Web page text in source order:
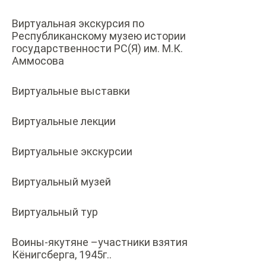
Виртуальная экскурсия по
Республиканскому музею истории
государственности РС(Я) им. М.К.
Аммосова
Виртуальные выставки
Виртуальные лекции
Виртуальные экскурсии
Виртуальный музей
Виртуальный тур
Воины-якутяне –участники взятия
Кёнигсберга, 1945г..